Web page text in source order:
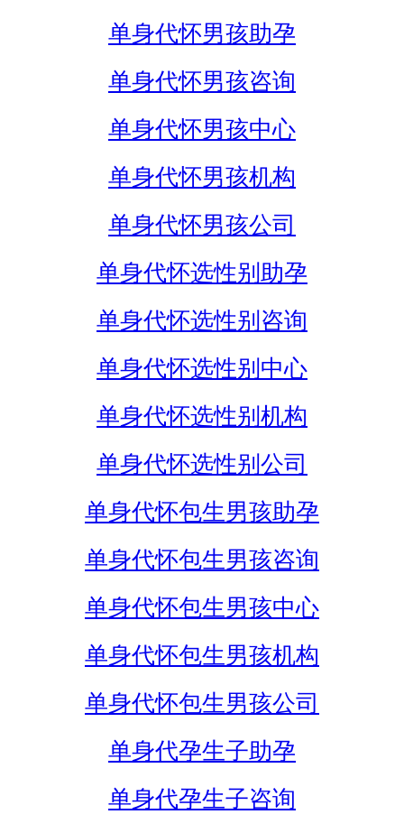
单身代怀男孩助孕
单身代怀男孩咨询
单身代怀男孩中心
单身代怀男孩机构
单身代怀男孩公司
单身代怀选性别助孕
单身代怀选性别咨询
单身代怀选性别中心
单身代怀选性别机构
单身代怀选性别公司
单身代怀包生男孩助孕
单身代怀包生男孩咨询
单身代怀包生男孩中心
单身代怀包生男孩机构
单身代怀包生男孩公司
单身代孕生子助孕
单身代孕生子咨询